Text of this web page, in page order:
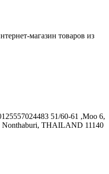
магазин товаров из
51/60-61 ,Moo 6,
Nonthaburi, THAILAND 11140